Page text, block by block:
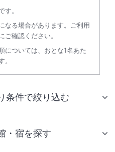
す。
なる場合があります。ご利用
ご確認ください。
については、おとな1名あた
。
条件で絞り込む
・宿を探す